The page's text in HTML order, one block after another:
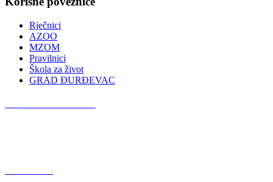
Rječnici
AZOO
MZOM
Pravilnici
Škola za život
GRAD ĐURĐEVAC